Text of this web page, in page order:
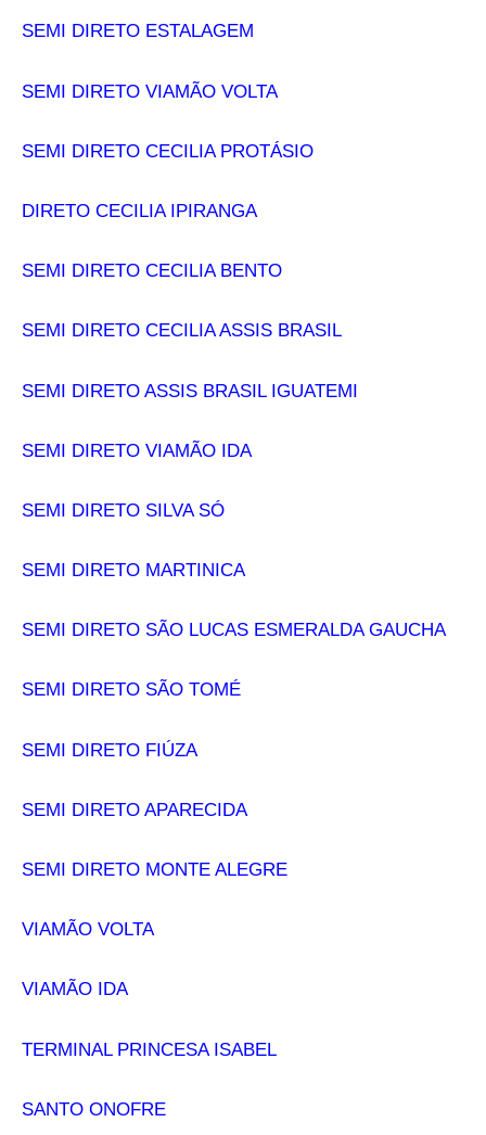
SEMI DIRETO ESTALAGEM
SEMI DIRETO VIAMÃO VOLTA
SEMI DIRETO CECILIA PROTÁSIO
DIRETO CECILIA IPIRANGA
SEMI DIRETO CECILIA BENTO
SEMI DIRETO CECILIA ASSIS BRASIL
SEMI DIRETO ASSIS BRASIL IGUATEMI
SEMI DIRETO VIAMÃO IDA
SEMI DIRETO SILVA SÓ
SEMI DIRETO MARTINICA
SEMI DIRETO SÃO LUCAS ESMERALDA GAUCHA
SEMI DIRETO SÃO TOMÉ
SEMI DIRETO FIÚZA
SEMI DIRETO APARECIDA
SEMI DIRETO MONTE ALEGRE
VIAMÃO VOLTA
VIAMÃO IDA
TERMINAL PRINCESA ISABEL
SANTO ONOFRE